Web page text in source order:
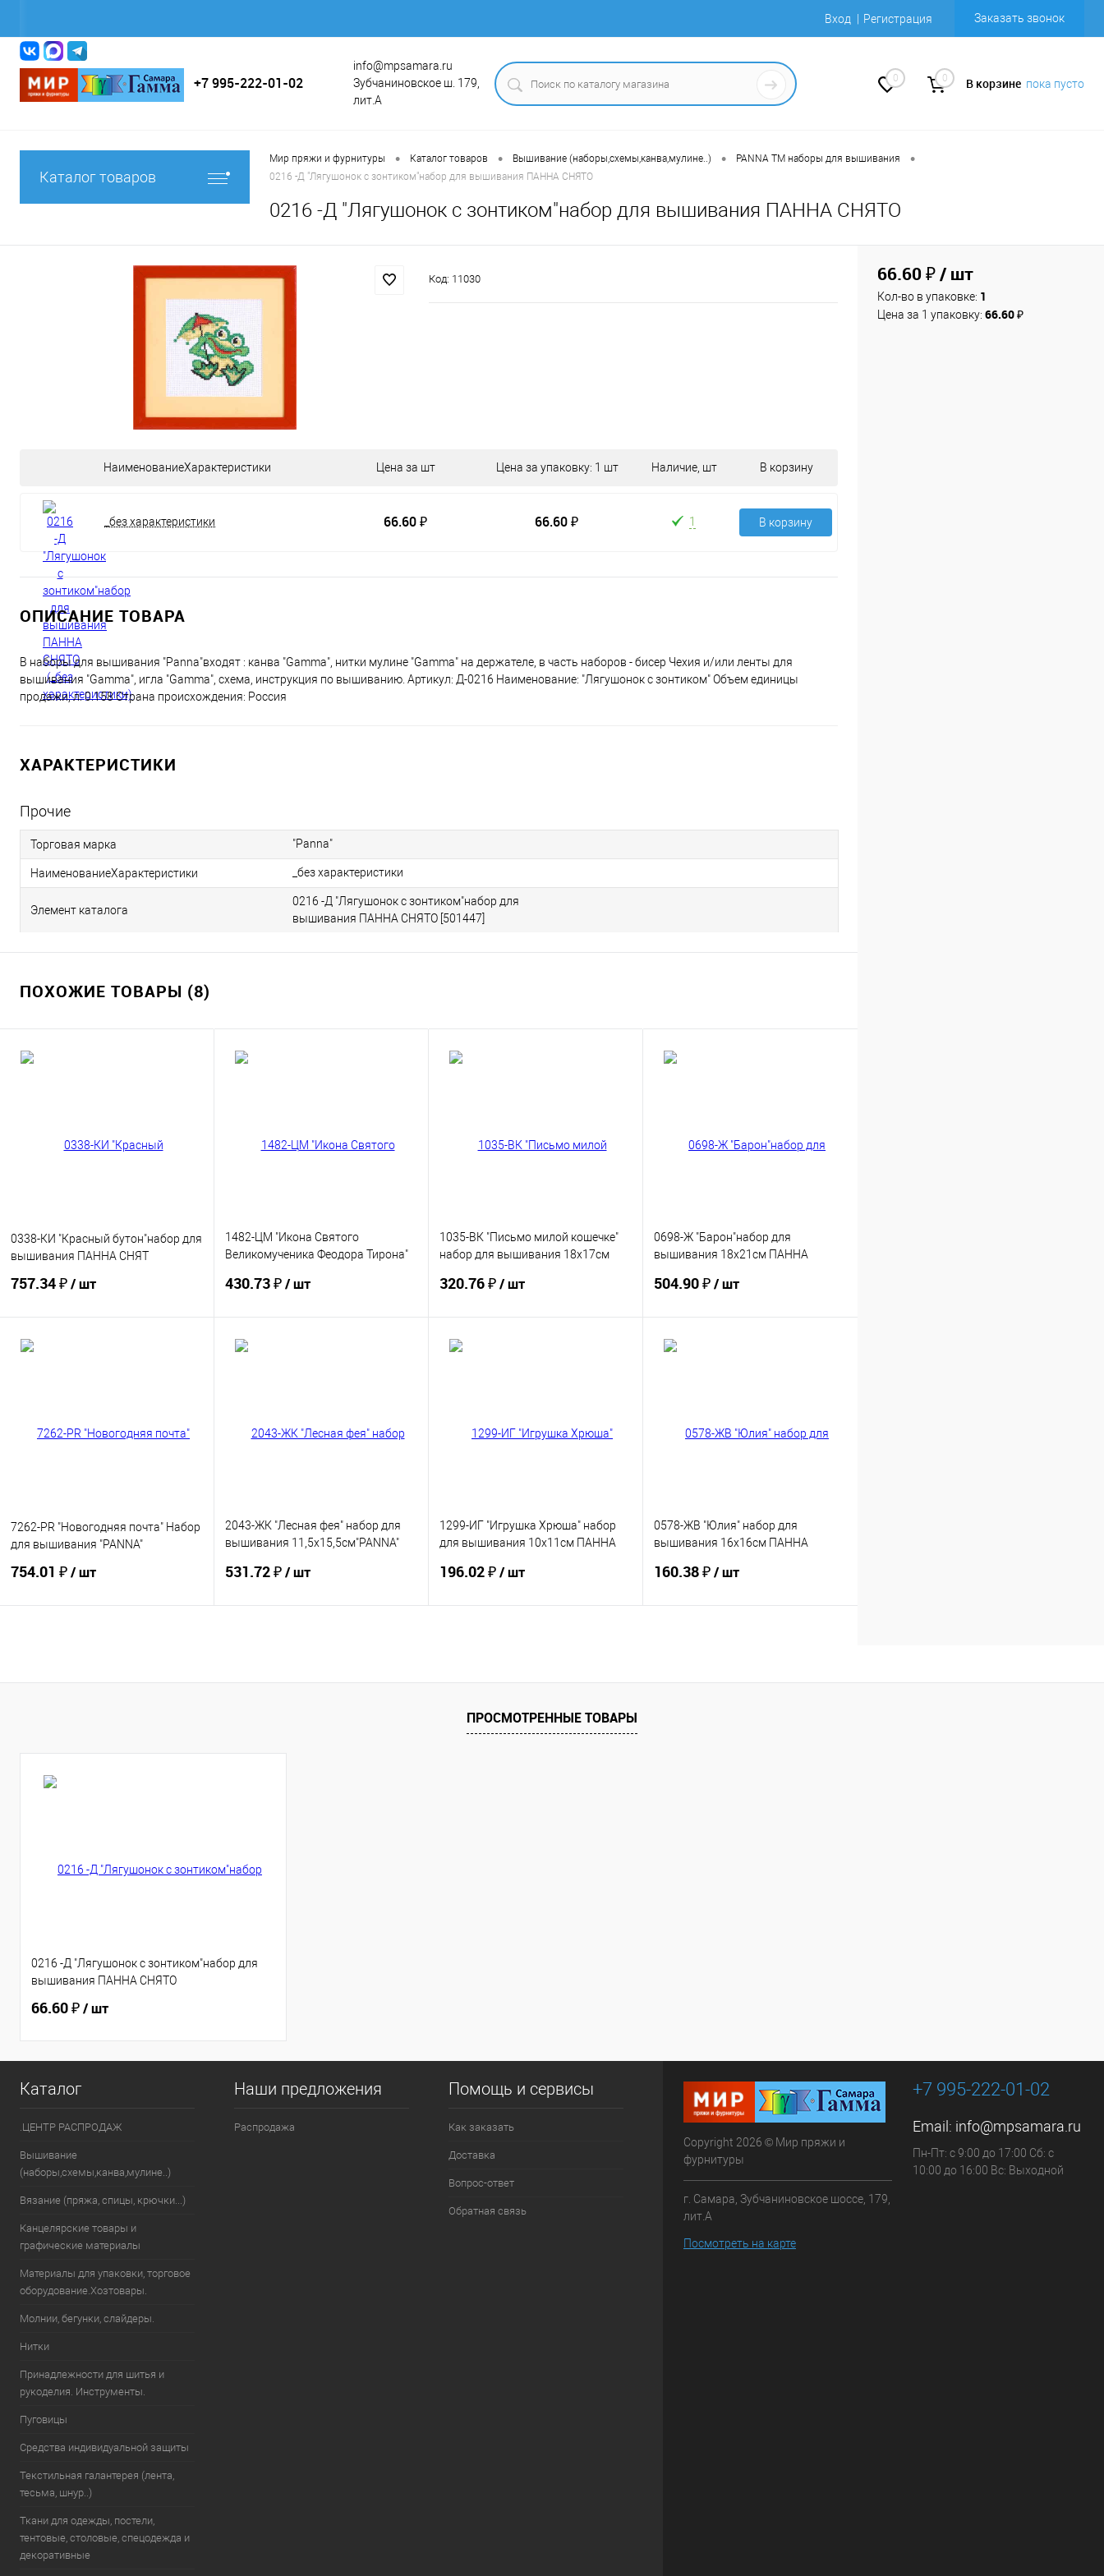
Вход Регистрация Заказать звонок
+7 995-222-01-02
info@mpsamara.ru
Зубчаниновское ш. 179,
лит.А
0 0 В корзине пока пусто
Каталог товаров
Мир пряжи и фурнитуры • Каталог товаров • Вышивание (наборы,схемы,канва,мулине..) • PANNA ТМ наборы для вышивания •
0216 -Д "Лягушонок с зонтиком"набор для вышивания ПАННА СНЯТО
0216 -Д "Лягушонок с зонтиком"набор для вышивания ПАННА СНЯТО
Код: 11030
НаименованиеХарактеристики Цена за шт Цена за упаковку: 1 шт Наличие, шт В корзину
_без характеристики 66.60 ₽ 66.60 ₽ 1 В корзину
ОПИСАНИЕ ТОВАРА
В наборы для вышивания "Panna"входят : канва "Gamma", нитки мулине "Gamma" на держателе, в часть наборов - бисер Чехия и/или ленты для
вышивания "Gamma", игла "Gamma", схема, инструкция по вышиванию. Артикул: Д-0216 Наименование: "Лягушонок с зонтиком" Объем единицы
продажи, л: 0.158 Страна происхождения: Россия
ХАРАКТЕРИСТИКИ
Прочие
Торговая марка "Panna"
НаименованиеХарактеристики _без характеристики
Элемент каталога
0216 -Д "Лягушонок с зонтиком"набор для
вышивания ПАННА СНЯТО [501447]
ПОХОЖИЕ ТОВАРЫ (8)
0338-КИ "Красный бутон"набор для
вышивания ПАННА СНЯТ
757.34 ₽/ шт
1482-ЦМ "Икона Святого
Великомученика Феодора Тирона"
ПАННА СК
430.73 ₽/ шт
1035-ВК "Письмо милой кошечке"
набор для вышивания 18х17см
320.76 ₽/ шт
0698-Ж "Барон"набор для
вышивания 18х21см ПАННА
504.90 ₽/ шт
7262-PR "Новогодняя почта" Набор
для вышивания "PANNA"
754.01 ₽/ шт
В избранное
2043-ЖК "Лесная фея" набор для
вышивания 11,5х15,5см"PANNA"
531.72 ₽/ шт
В избранное
1299-ИГ "Игрушка Хрюша" набор
для вышивания 10х11см ПАННА
196.02 ₽/ шт
В избранное
0578-ЖВ "Юлия" набор для
вышивания 16х16см ПАННА
160.38 ₽/ шт
В избранное
66.60 ₽/ шт
Кол-во в упаковке: 1
Цена за 1 упаковку: 66.60 ₽
ПРОСМОТРЕННЫЕ ТОВАРЫ
0216 -Д "Лягушонок с зонтиком"набор для
вышивания ПАННА СНЯТО
66.60 ₽/ шт
Каталог
.ЦЕНТР РАСПРОДАЖ
Вышивание
(наборы,схемы,канва,мулине..)
Вязание (пряжа, спицы, крючки...)
Канцелярские товары и
графические материалы
Материалы для упаковки, торговое
оборудование.Хозтовары.
Молнии, бегунки, слайдеры.
Нитки
Принадлежности для шитья и
рукоделия. Инструменты.
Пуговицы
Средства индивидуальной защиты
Текстильная галантерея (лента,
тесьма, шнур..)
Ткани для одежды, постели,
тентовые, столовые, спецодежда и
декоративные
Наши предложения
Распродажа
Помощь и сервисы
Как заказать
Доставка
Вопрос-ответ
Обратная связь
Copyright 2026 © Мир пряжи и
фурнитуры
г. Самара, Зубчаниновское шоссе, 179,
лит.А
Посмотреть на карте
+7 995-222-01-02
Email: info@mpsamara.ru
Пн-Пт: с 9:00 до 17:00 Сб: с
10:00 до 16:00 Вс: Выходной